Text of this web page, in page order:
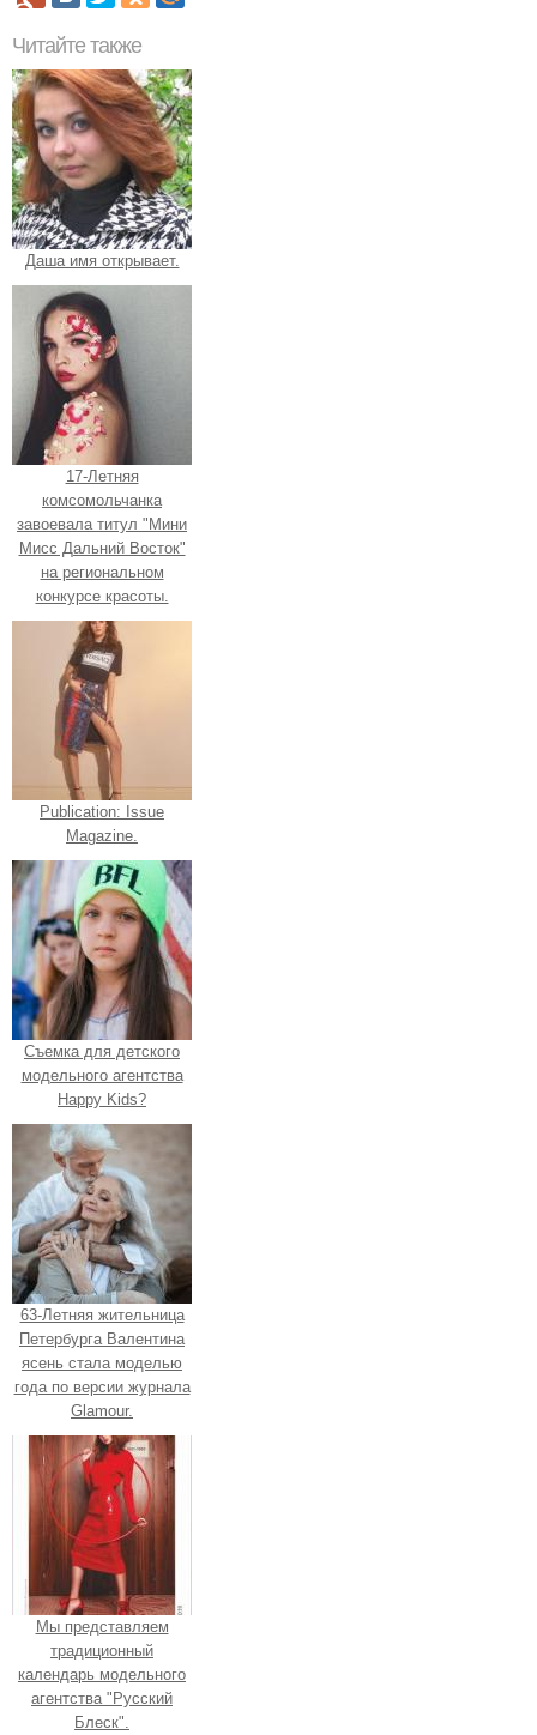
Читайте также
Даша имя открывает.
17-Летняя
комсомольчанка
завоевала титул "Мини
Мисс Дальний Восток"
на региональном
конкурсе красоты.
Publication: Issue
Magazine.
Съемка для детского
модельного агентства
Happy Kids?
63-Летняя жительница
Петербурга Валентина
ясень стала моделью
года по версии журнала
Glamour.
Мы представляем
традиционный
календарь модельного
агентства "Русский
Блеск".